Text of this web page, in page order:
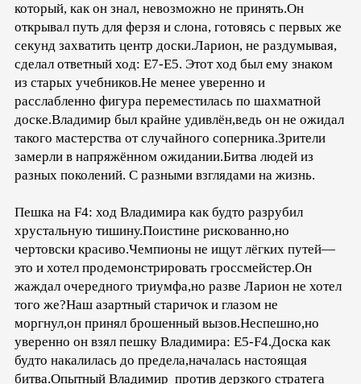
который, как он знал, невозможно не принять.Он
открывал путь для ферзя и слона, готовясь с первых же
секунд захватить центр доски.Ларион, не раздумывая,
сделал ответный ход: E7-E5. Этот ход был ему знаком
из старых учебников.Не менее уверенно и
расслабленно фигура переместилась по шахматной
доске.Владимир был крайне удивлён,ведь он не ожидал
такого мастерства от случайного соперника.Зрители
замерли в напряжённом ожидании.Битва людей из
разных поколений. С разными взглядами на жизнь.
Пешка на F4: ход Владимира как будто разрубил
хрустальную тишину.Поистине рискованно,но
чертовски красиво.Чемпионы не ищут лёгких путей—
это и хотел продемонстрировать гроссмейстер.Он
жаждал очередного триумфа,но разве Ларион не хотел
того же?Наш азартный старичок и глазом не
моргнул,он принял брошенный вызов.Неспешно,но
уверенно он взял пешку Владимира: E5-F4.Доска как
будто накалилась до предела,началась настоящая
битва.Опытный Владимир против дерзкого стратега